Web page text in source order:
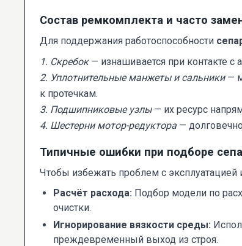
Состав ремкомплекта и часто
Для поддержания работоспособности
1. Скребок— изнашивается при контакте с
2. Уплотнительные манжеты и сальники—
к протечкам.
3. Подшипниковые узлы— их ресурс
4. Шестерни мотор-редуктора —
Типичные ошибки при подборе
Чтобы избежать проблем с
Расчёт расхода: Подбор модели по
очистки.
Игнорирование вязкости среды:
преждевременный выход из строя.